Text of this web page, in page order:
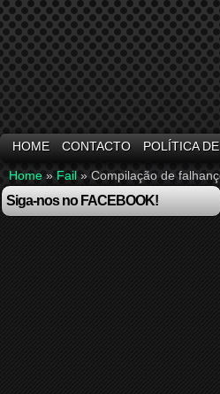
HOME CONTACTO POLÍTICA
Home » Fail » Compilação de
Siga-nos no FACEBOOK!